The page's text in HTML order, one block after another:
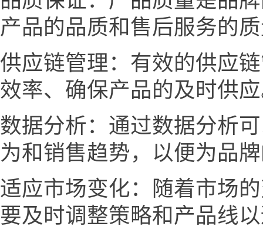
产品的品质和售后服务的
供应链管理：有效的供应
效率、确保产品的及时供
数据分析：通过数据分析
为和销售趋势，以便为品
适应市场变化：随着市场
要及时调整策略和产品线